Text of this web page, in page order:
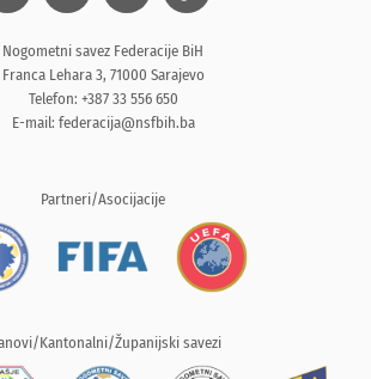
Nogometni savez Federacije BiH
Franca Lehara 3, 71000 Sarajevo
Telefon: +387 33 556 650
E-mail: federacija@nsfbih.ba
Partneri/Asocijacije
Kantonalni/Županijski savezi